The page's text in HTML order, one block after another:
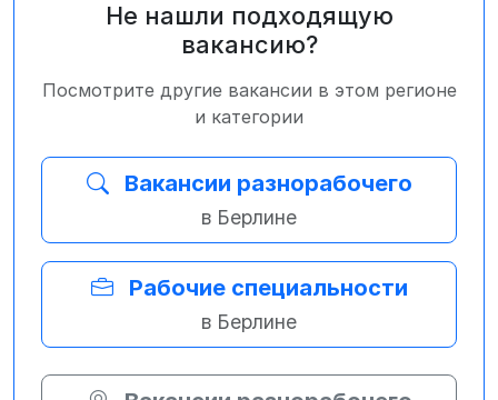
Не нашли подходящую
вакансию?
Посмотрите другие вакансии в этом регионе
и категории
Вакансии разнорабочего
в Берлине
Рабочие специальности
в Берлине